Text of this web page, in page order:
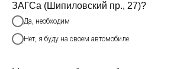
ЗАГСа (Шипиловский пр., 27)?
Да, необходим
Нет, я буду на своем автомобиле